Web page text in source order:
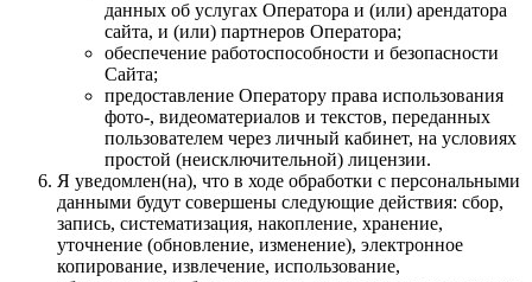
данных об услугах Оператора и (или) арендатора
сайта, и (или) партнеров Оператора;
обеспечение работоспособности и безопасности
Сайта;
предоставление Оператору права использования
фото-, видеоматериалов и текстов, переданных
пользователем через личный кабинет, на условиях
простой (неисключительной) лицензии.
Я уведомлен(на), что в ходе обработки с персональными
данными будут совершены следующие действия: сбор,
запись, систематизация, накопление, хранение,
уточнение (обновление, изменение), электронное
копирование, извлечение, использование,